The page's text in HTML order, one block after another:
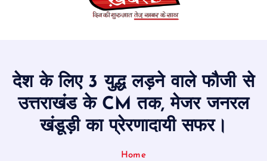
देश के लिए 3 युद्ध लड़ने वाले फौजी से
उत्तराखंड के CM तक, मेजर जनरल
खंडूड़ी का प्रेरणादायी सफर।
Home